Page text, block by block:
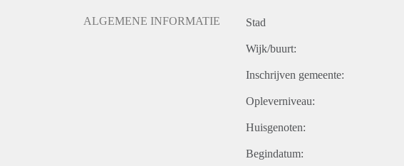
ALGEMENE INFORMATIE Stad
Wijk/buurt:
Inschrijven gemeente:
Opleverniveau:
Huisgenoten:
Begindatum: